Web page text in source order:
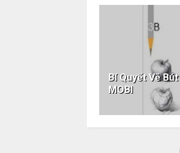
Bí Quyết Vẽ
MOBI